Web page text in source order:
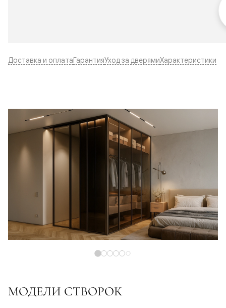
Доставка и оплатаГарантияУход за дверямиХарактеристики
МОДЕЛИ СТВОРОК